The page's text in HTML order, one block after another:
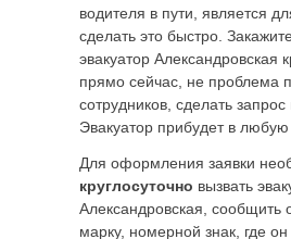
водителя в пути, является
сделать это быстро.
эвакуатор Александровская
прямо сейчас, не проблема
сотрудников, сделать
Эвакуатор прибудет в любую
Для оформления заявки
круглосуточно вызвать
Александровская , сообщить
марку, номерной знак, где он